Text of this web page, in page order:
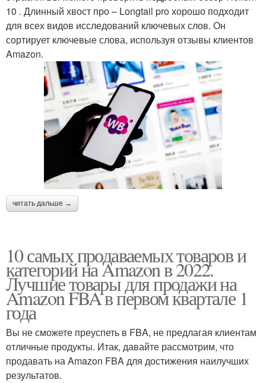
10 . Длинный хвост про – Longtail pro хорошо подходит
для всех видов исследований ключевых слов. Он
сортирует ключевые слова, используя отзывы клиентов
Amazon.
читать дальше →
10 самых продаваемых товаров и
категорий на Amazon в 2022.
Лучшие товары для продажи на
Amazon FBA в первом квартале 1
года
Вы не сможете преуспеть в FBA, не предлагая клиентам
отличные продукты. Итак, давайте рассмотрим, что
продавать на Amazon FBA для достижения наилучших
результатов.